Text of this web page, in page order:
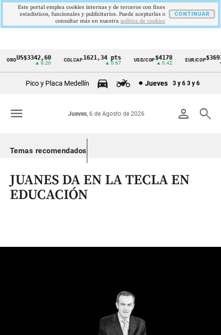
Cintillo
Colombia
US$3342,60
▲ 8.20
COLCAP1621,34 pts
▲ 0.67
USD/COP$4178
▲ 0.42
EUR/COP$3697
Pico y Placa Medellín Jueves 3 y 6 3 y 6
person search
Jueves, 6 de Agosto de 2026
menu
Temas recomendados
JUANES DA EN LA TECLA EN
EDUCACIÓN
Este portal emplea cookies internas y de terceros con fines
estadísticos, funcionales y publicitarios. Puede aceptarlas o
consultar más en nuestra politica de cookies
CONTINUAR